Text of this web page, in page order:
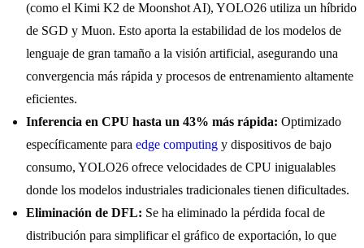
(como el Kimi K2 de Moonshot AI), YOLO26 utiliza un híbrido
de SGD y Muon. Esto aporta la estabilidad de los modelos de
lenguaje de gran tamaño a la visión artificial, asegurando una
convergencia más rápida y procesos de entrenamiento altamente
eficientes.
Inferencia en CPU hasta un 43% más rápida: Optimizado
específicamente para edge computing y dispositivos de bajo
consumo, YOLO26 ofrece velocidades de CPU inigualables
donde los modelos industriales tradicionales tienen dificultades.
Eliminación de DFL: Se ha eliminado la pérdida focal de
distribución para simplificar el gráfico de exportación, lo que